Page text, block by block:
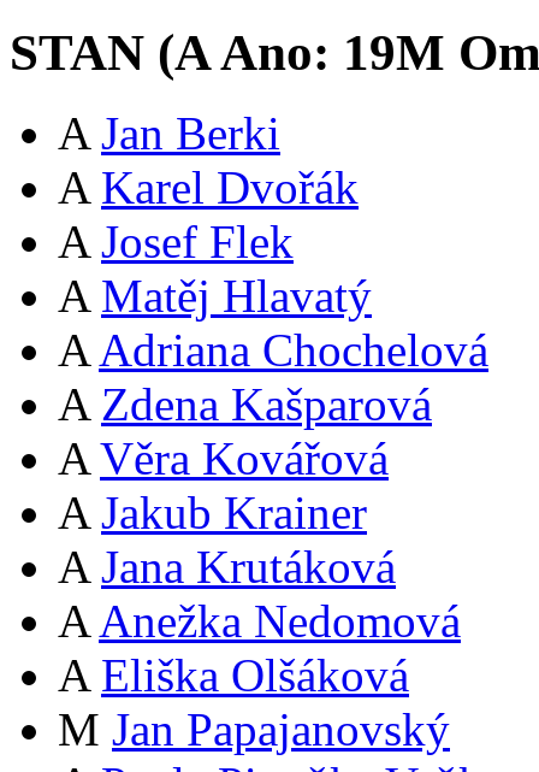
STAN (AAno: 19M
A Jan Berki
A Karel Dvořák
A Josef Flek
A Matěj Hlavatý
A Adriana Chochelová
A Zdena Kašparová
A Věra Kovářová
A Jakub Krainer
A Jana Krutáková
A Anežka Nedomová
A Eliška Olšáková
M Jan Papajanovský